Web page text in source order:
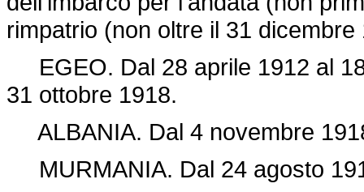
rimpatrio (non oltre il 31 dicembre
EGEO. Dal 28 aprile 1912 al
31 ottobre 1918.
ALBANIA. Dal 4 novembre
MURMANIA. Dal 24 agosto